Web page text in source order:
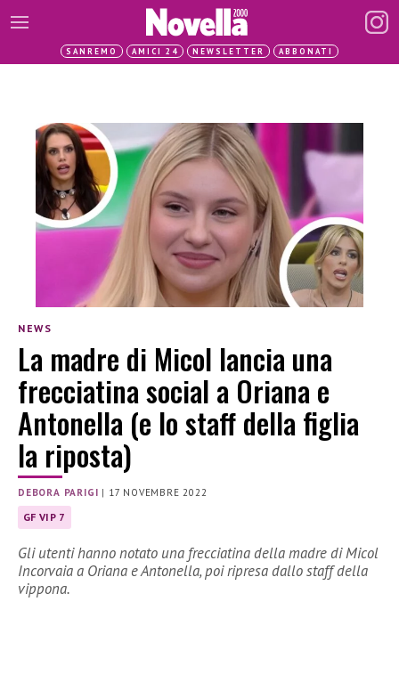
SANREMO AMICI 24 NEWSLETTER ABBONATI
NEWS
La madre di Micol lancia una
frecciatina social a Oriana e
Antonella (e lo staff della figlia
la riposta)
DEBORA PARIGI | 17 NOVEMBRE 2022
GF VIP 7
Gli utenti hanno notato una frecciatina della madre di Micol
Incorvaia a Oriana e Antonella, poi ripresa dallo staff della
vippona.